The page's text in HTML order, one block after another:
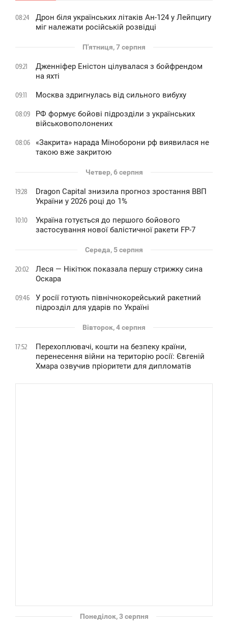
08:24
Дрон біля українських літаків Ан-124 у Лейпцигу
міг належати російській розвідці
П'ятниця, 7 серпня
09:21
Дженніфер Еністон цілувалася з бойфрендом
на яхті
09:11 Москва здригнулась від сильного вибуху
08:09
РФ формує бойові підрозділи з українських
військовополонених
08:06
«Закрита» нарада Міноборони рф виявилася не
такою вже закритою
Четвер, 6 серпня
19:28
Dragon Capital знизила прогноз зростання ВВП
України у 2026 році до 1%
10:10
Україна готується до першого бойового
застосування нової балістичної ракети FP-7
Середа, 5 серпня
20:02
Леся — Нікітюк показала першу стрижку сина
Оскара
09:46
У росії готують північнокорейський ракетний
підрозділ для ударів по Україні
Вівторок, 4 серпня
17:52
Перехоплювачі, кошти на безпеку країни,
перенесення війни на територію росії: Євгеній
Хмара озвучив пріоритети для дипломатів
Понеділок, 3 серпня